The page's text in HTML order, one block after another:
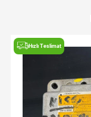
Hızlı Teslimat